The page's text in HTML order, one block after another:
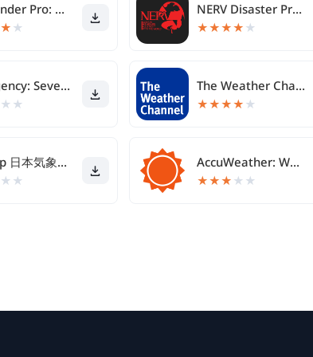
Windfinder Pro: Wind & Weather
★ ★
NERV Disaster Prevention
★★★★ ★
Emergency: Severe Weather App
★ ★
The Weather Channel - Radar
★★★★ ★
tenki.jp 日本気象協会の天気予報アプリ・雨雲レーダー
★ ★
AccuWeather: Weather Radar
★★★ ★ ★